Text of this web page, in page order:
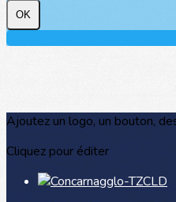
OK
Ajoutez un logo, un bouton,
Cliquez pour éditer